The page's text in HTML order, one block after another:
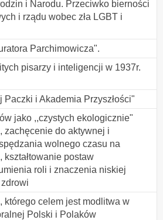
i Narodu. Przeciwko bierności
i rządu wobec zła LGBT i
Parchimowicza".
pisarzy i inteligencji w 1937r.
Paczki i Akademia Przyszłości"
jako ,,czystych ekologicznie"
zachęcenie do aktywnej i
wolnego czasu na
postaw
roli i znaczenia niskiej
którego celem jest modlitwa w
Polski i Polaków